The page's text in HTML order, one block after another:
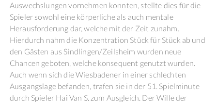
Auswechslungen vornehmen konnten, stellte dies für die
Spieler sowohl eine körperliche als auch mentale
Herausforderung dar, welche mit der Zeit zunahm.
Hierdurch nahm die Konzentration Stück für Stück ab und
den Gästen aus Sindlingen/Zeilsheim wurden neue
Chancen geboten, welche konsequent genutzt wurden.
Auch wenn sich die Wiesbadener in einer schlechten
Ausgangslage befanden, trafen sie in der 51. Spielminute
durch Spieler Hai Van S. zum Ausgleich. Der Wille der